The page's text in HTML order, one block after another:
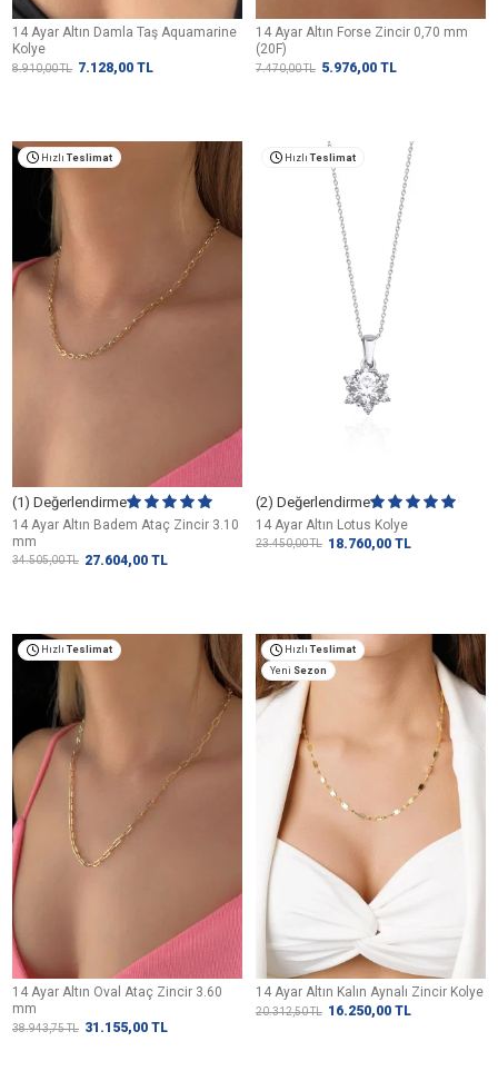
14 Ayar Altın Damla Taş Aquamarine
Kolye
8.910,00TL 7.128,00 TL
14 Ayar Altın Forse Zincir 0,70 mm
(20F)
7.470,00TL 5.976,00 TL
Hızlı Teslimat
(1) Değerlendirme
14 Ayar Altın Badem Ataç Zincir 3.10
mm
34.505,00TL 27.604,00 TL
Hızlı Teslimat
(2) Değerlendirme
14 Ayar Altın Lotus Kolye
23.450,00TL 18.760,00 TL
Hızlı Teslimat
14 Ayar Altın Oval Ataç Zincir 3.60
mm
38.943,75TL 31.155,00 TL
Hızlı Teslimat
Yeni Sezon
14 Ayar Altın Kalın Aynalı Zincir Kolye
20.312,50TL 16.250,00 TL